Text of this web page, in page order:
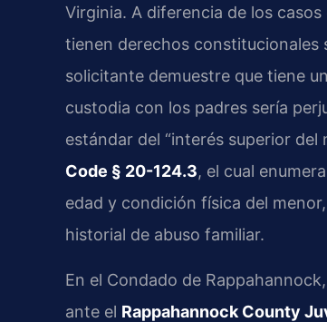
Virginia. A diferencia de los
tienen derechos constitucionales
solicitante demuestre que tiene
custodia con los padres sería
estándar del “interés superior
Code § 20-124.3, el cual
edad y condición física del
historial de abuso familiar.
En el Condado de
ante el Rappahannock County